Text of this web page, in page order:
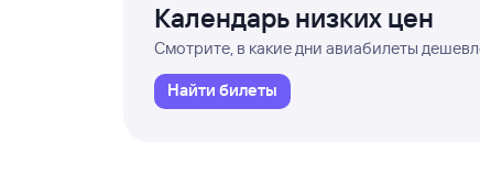
Календарь низких цен
Смотрите, в какие дни авиабилеты
Найти билеты